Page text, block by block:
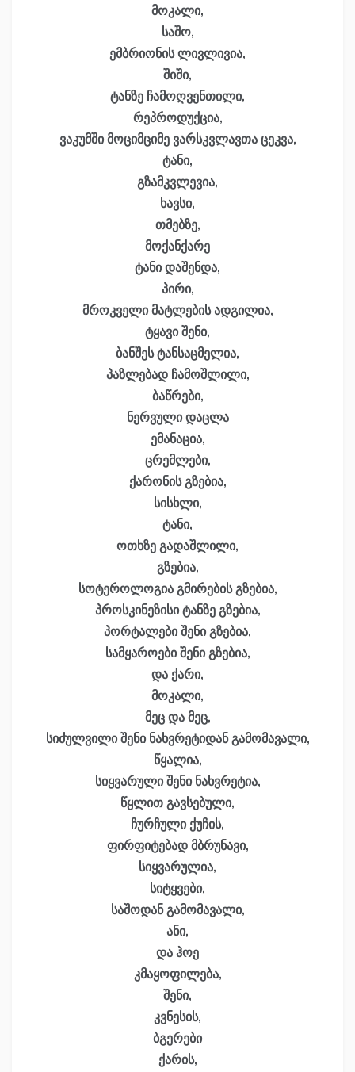
მოკალი,
საშო,
ემბრიონის ლივლივია,
შიში,
ტანზე ჩამოღვენთილი,
რეპროდუქცია,
ვაკუმში მოციმციმე ვარსკვლავთა ცეკვა,
ტანი,
გზამკვლევია,
ხავსი,
თმებზე,
მოქანქარე
ტანი დაშენდა,
პირი,
მროკველი მატლების ადგილია,
ტყავი შენი,
ბანშეს ტანსაცმელია,
პაზლებად ჩამოშლილი,
ბაწრები,
ნერვული დაცლა
ემანაცია,
ცრემლები,
ქარონის გზებია,
სისხლი,
ტანი,
ოთხზე გადაშლილი,
გზებია,
სოტეროლოგია გმირების გზებია,
პროსკინეზისი ტანზე გზებია,
პორტალები შენი გზებია,
სამყაროები შენი გზებია,
და ქარი,
მოკალი,
მეც და მეც,
სიძულვილი შენი ნახვრეტიდან გამომავალი,
წყალია,
სიყვარული შენი ნახვრეტია,
წყლით გავსებული,
ჩურჩული ქუჩის,
ფირფიტებად მბრუნავი,
სიყვარულია,
სიტყვები,
საშოდან გამომავალი,
ანი,
და ჰოე
კმაყოფილება,
შენი,
კვნესის,
ბგერები
ქარის,